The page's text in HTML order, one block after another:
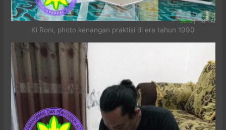
Senu| FKPPAI
Ki Roni, photo kenangan praktisi di era tahun 1990